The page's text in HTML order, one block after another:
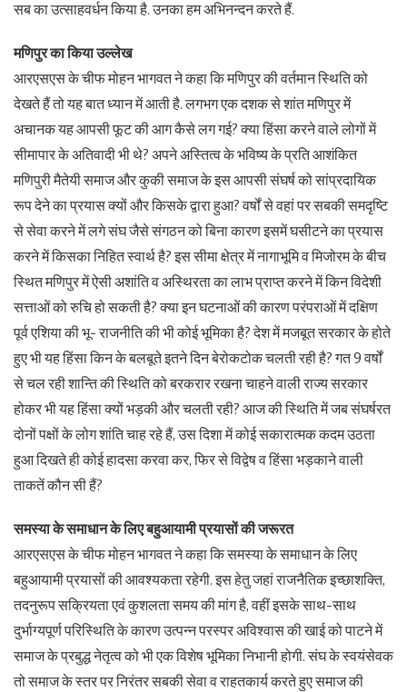
सब का उत्साहवर्धन किया है. उनका हम अभिनन्दन करते हैं.
मणिपुर का किया उल्लेख
आरएसएस के चीफ मोहन भागवत ने कहा कि मणिपुर की वर्तमान स्थिति को
देखते हैं तो यह बात ध्यान में आती है. लगभग एक दशक से शांत मणिपुर में
अचानक यह आपसी फूट की आग कैसे लग गई? क्या हिंसा करने वाले लोगों में
सीमापार के अतिवादी भी थे? अपने अस्तित्व के भविष्य के प्रति आशंकित
मणिपुरी मैतेयी समाज और कुकी समाज के इस आपसी संघर्ष को सांप्रदायिक
रूप देने का प्रयास क्यों और किसके द्वारा हुआ? वर्षों से वहां पर सबकी समदृष्टि
से सेवा करने में लगे संघ जैसे संगठन को बिना कारण इसमें घसीटने का प्रयास
करने में किसका निहित स्वार्थ है? इस सीमा क्षेत्र में नागाभूमि व मिजोरम के बीच
स्थित मणिपुर में ऐसी अशांति व अस्थिरता का लाभ प्राप्त करने में किन विदेशी
सत्ताओं को रुचि हो सकती है? क्या इन घटनाओं की कारण परंपराओं में दक्षिण
पूर्व एशिया की भू- राजनीति की भी कोई भूमिका है? देश में मजबूत सरकार के होते
हुए भी यह हिंसा किन के बलबूते इतने दिन बेरोकटोक चलती रही है? गत 9 वर्षों
से चल रही शान्ति की स्थिति को बरकरार रखना चाहने वाली राज्य सरकार
होकर भी यह हिंसा क्यों भड़की और चलती रही? आज की स्थिति में जब संघर्षरत
दोनों पक्षों के लोग शांति चाह रहे हैं, उस दिशा में कोई सकारात्मक कदम उठता
हुआ दिखते ही कोई हादसा करवा कर, फिर से विद्वेष व हिंसा भड़काने वाली
ताकतें कौन सी हैं?
समस्या के समाधान के लिए बहुआयामी प्रयासों की जरूरत
आरएसएस के चीफ मोहन भागवत ने कहा कि समस्या के समाधान के लिए
बहुआयामी प्रयासों की आवश्यकता रहेगी. इस हेतु जहां राजनैतिक इच्छाशक्ति,
तदनुरूप सक्रियता एवं कुशलता समय की मांग है, वहीं इसके साथ-साथ
दुर्भाग्यपूर्ण परिस्थिति के कारण उत्पन्न परस्पर अविश्वास की खाई को पाटने में
समाज के प्रबुद्ध नेतृत्व को भी एक विशेष भूमिका निभानी होगी. संघ के स्वयंसेवक
तो समाज के स्तर पर निरंतर सबकी सेवा व राहतकार्य करते हुए समाज की